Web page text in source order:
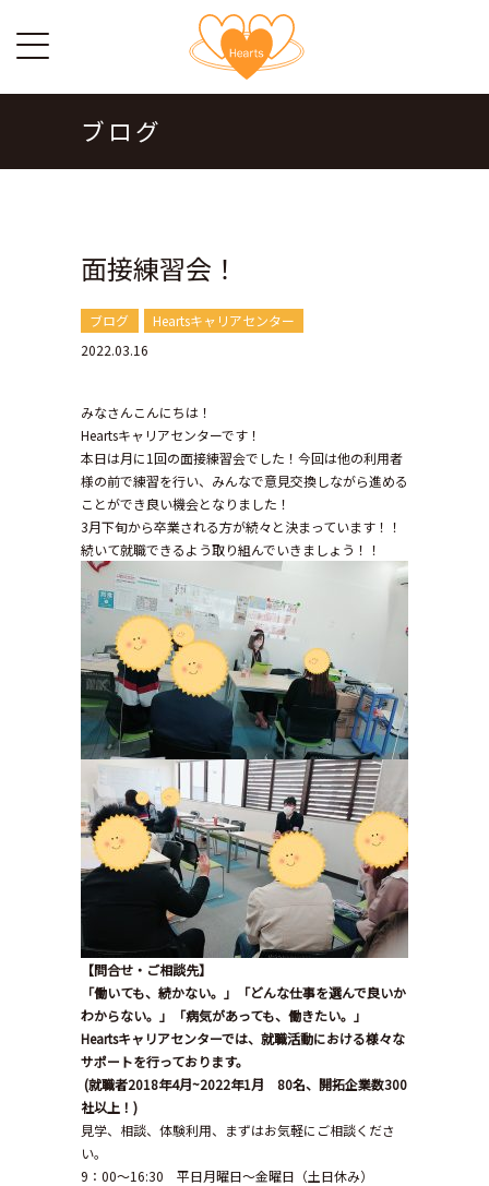
ブログ
面接練習会！
ブログ
Heartsキャリアセンター
2022.03.16
みなさんこんにちは！
Heartsキャリアセンターです！
本日は月に1回の面接練習会でした！今回は他の利用者
様の前で練習を行い、みんなで意見交換しながら進める
ことができ良い機会となりました！
3月下旬から卒業される方が続々と決まっています！！
続いて就職できるよう取り組んでいきましょう！！
【問合せ・ご相談先】
「働いても、続かない。」「どんな仕事を選んで良いか
わからない。」「病気があっても、働きたい。」
Heartsキャリアセンターでは、就職活動における様々な
サポートを行っております。
(就職者2018年4月~2022年1月 80名、開拓企業数300
社以上！ )
見学、相談、体験利用、まずはお気軽にご相談くださ
い。
9：00～16:30 平日月曜日～金曜日（土日休み）